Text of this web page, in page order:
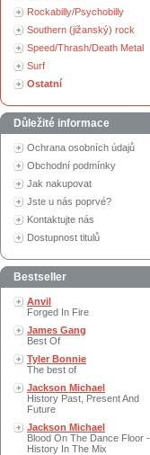
Rockabilly/Psychobilly
Southern (jižanský) rock
Speed/Thrash/Death Metal
Surf
Ostatní
Důležité informace
Ochrana osobních údajů
Obchodní podmínky
Jak nakupovat
Jste u nás poprvé?
Kontaktujte nás
Dostupnost titulů
Bestseller
Anvil
Forged In Fire
James Gang
Best Of
Tyler Bonnie
The best of
Jackson Michael
History Past, Present And
Future
Jackson Michael
Blood On The Dance Floor -
History In The Mix